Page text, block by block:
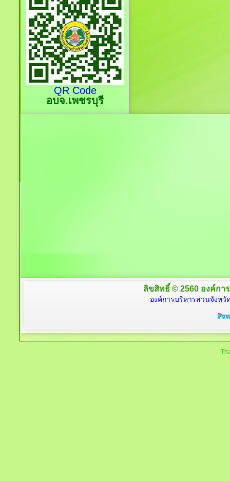
QR Code
อบจ.เพชรบุรี
ลิขสิทธิ์ © 2560 องค์กา
องค์การบริหารส่วนจังหวั